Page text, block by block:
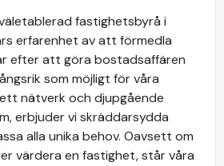
fastighetsbyrå i
erfarenhet av att förmedla
efter att göra bostadsaffären
som möjligt för våra
nätverk och djupgående
erbjuder vi skräddarsydda
alla unika behov. Oavsett om
värdera en fastighet, står våra